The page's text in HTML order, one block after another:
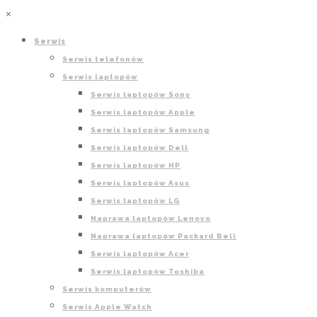
×
Serwis
Serwis telefonów
Serwis laptopów
Serwis laptopów Sony
Serwis laptopów Apple
Serwis laptopów Samsung
Serwis laptopów Dell
Serwis laptopów HP
Serwis laptopów Asus
Serwis laptopów LG
Naprawa laptopów Lenovo
Naprawa laptopów Packard Bell
Serwis laptopów Acer
Serwis laptopów Toshiba
Serwis komputerów
Serwis Apple Watch